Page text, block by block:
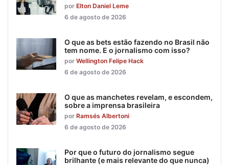
por Elton Daniel Leme
6 de agosto de 2026
O que as bets estão fazendo no Brasil não
tem nome. E o jornalismo com isso?
por Wellington Felipe Hack
6 de agosto de 2026
O que as manchetes revelam, e escondem,
sobre a imprensa brasileira
por Ramsés Albertoni
6 de agosto de 2026
Por que o futuro do jornalismo segue
brilhante (e mais relevante do que nunca)